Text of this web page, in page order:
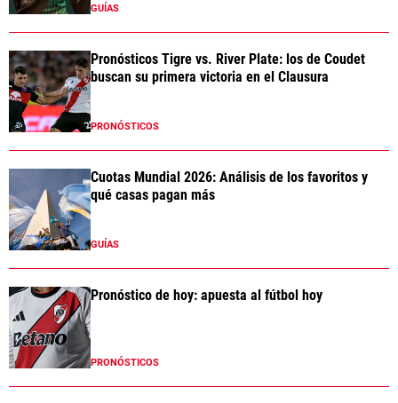
GUÍAS
Pronósticos Tigre vs. River Plate: los de Coudet
buscan su primera victoria en el Clausura
PRONÓSTICOS
Cuotas Mundial 2026: Análisis de los favoritos y
qué casas pagan más
GUÍAS
Pronóstico de hoy: apuesta al fútbol hoy
PRONÓSTICOS